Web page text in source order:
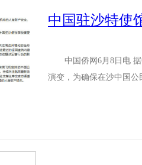
中国驻沙特使
中国侨网6月8日电 据
演变，为确保在沙中国